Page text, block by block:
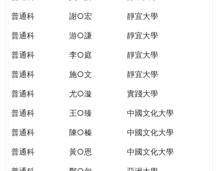
普通科
謝○宏
靜宜大學
普通科
游○謙
靜宜大學
普通科
李○庭
靜宜大學
普通科
施○文
靜宜大學
普通科
尤○漩
實踐大學
普通科
王○臻
中國文化大學
普通科
陳○榛
中國文化大學
普通科
黃○恩
中國文化大學